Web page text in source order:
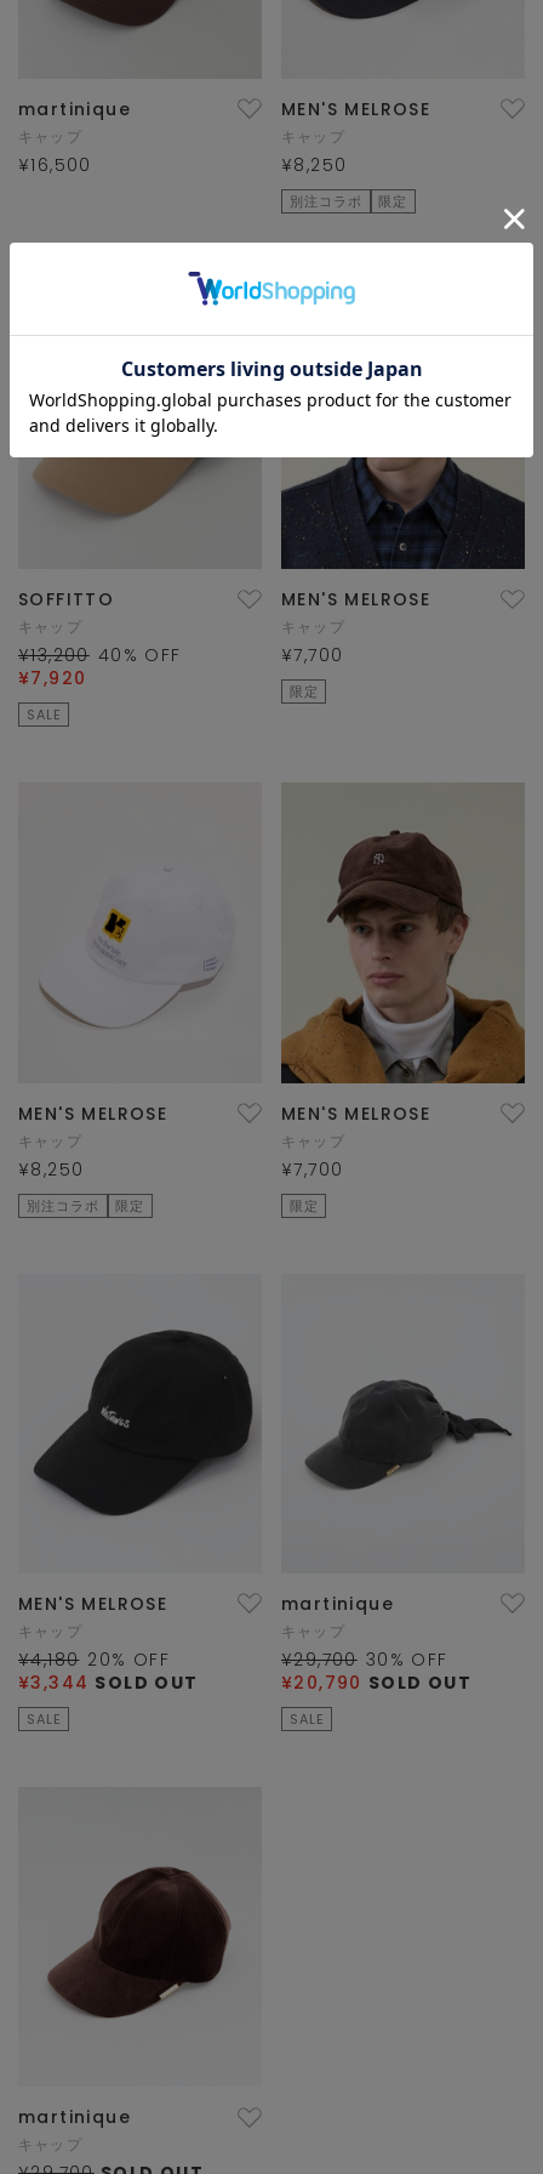
martinique
キャップ
¥16,500
MEN'S MELROSE
キャップ
¥8,250
別注コラボ 限定
SOFFITTO
キャップ
¥13,200 40 % OFF
¥7,920
SALE
MEN'S MELROSE
キャップ
¥7,700
限定
MEN'S MELROSE
キャップ
¥8,250
別注コラボ 限定
MEN'S MELROSE
キャップ
¥7,700
限定
MEN'S MELROSE
キャップ
¥4,180 20% OFF
¥3,344 SOLD OUT
SALE
martinique
キャップ
¥29,700 30 % OFF
¥20,790 SOLD OUT
SALE
martinique
キャップ